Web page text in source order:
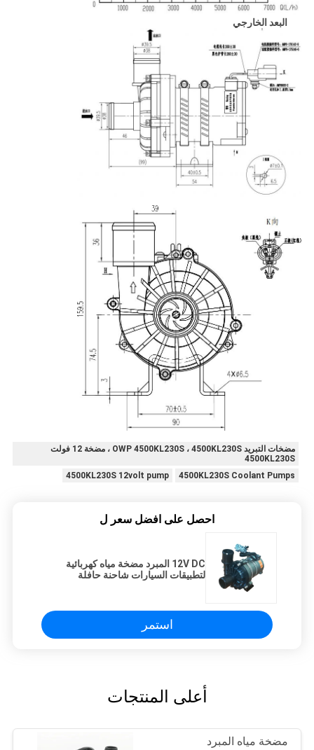
البعد الخارجي
مضخات التبريد OWP 4500KL230S ، 4500KL230S ، مضخة 12 فولت
4500KL230S
4500KL230S Coolant Pumps
4500KL230S 12volt pump
احصل على افضل سعر ل
12V DC المبرد مضخة مياه كهربائية
لتطبيقات السيارات شاحنة حافلة
استمر
أعلى المنتجات
مضخة مياه المبرد